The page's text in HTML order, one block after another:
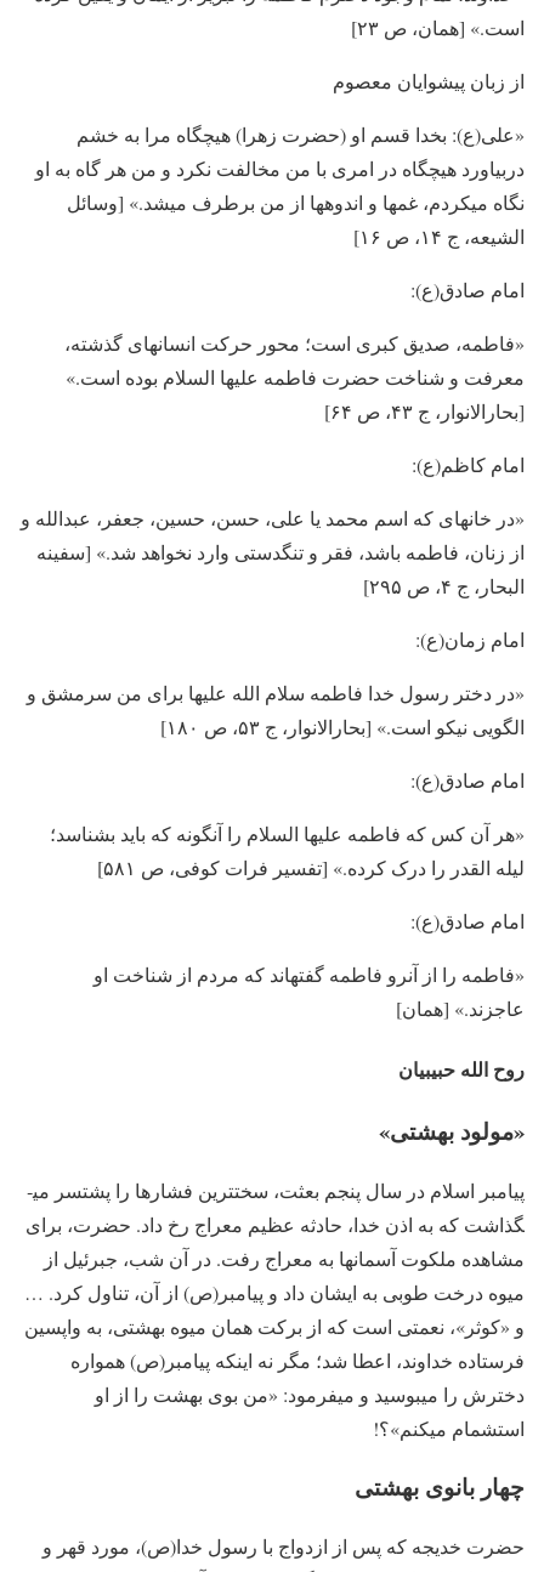
است.» [همان، ص ۲۳]
از زبان پیشوایان معصوم
«علی(ع): بخدا قسم او (حضرت زهرا) هیچ­گاه مرا به خشم
دربیاورد هیچ­گاه در امری با من مخالفت نکرد و من هر گاه به او
نگاه می­کردم، غم­ها و اندوه­ها از من برطرف می­شد.» [وسائل
الشیعه، ج ۱۴، ص ۱۶]
امام صادق(ع):
«فاطمه، صدیق کبری است؛ محور حرکت انسان­های گذشته،
معرفت و شناخت حضرت فاطمه علیها السلام بوده است.»
[بحارالانوار، ج ۴۳، ص ۶۴]
امام کاظم(ع):
«در خانه­ای که اسم محمد یا علی، حسن، حسین، جعفر، عبدالله و
از زنان، فاطمه باشد، فقر و تنگدستی وارد نخواهد شد.» [سفینه
البحار، ج ۴، ص ۲۹۵]
امام زمان(ع):
«در دختر رسول خدا فاطمه سلام الله علیها برای من سرمشق و
الگویی نیکو است.» [بحارالانوار، ج ۵۳، ص ۱۸۰]
امام صادق(ع):
«هر آن کس که فاطمه علیها السلام را آنگونه که باید بشناسد؛
لیله القدر را درک کرده.» [تفسیر فرات کوفی، ص ۵۸۱]
امام صادق(ع):
«فاطمه را از آن­رو فاطمه گفته­اند که مردم از شناخت او
عاجزند.» [همان]
روح الله حبیبیان
«مولود بهشتی»
پیامبر اسلام در سال پنجم بعثت، سخت­ترین فشارها را پشت­سر می­
گذاشت که به اذن خدا، حادثه عظیم معراج رخ داد. حضرت، برای
مشاهده ملکوت آسمان­ها به معراج رفت. در آن شب، جبرئیل از
میوه درخت طوبی به ایشان داد و پیامبر(ص) از آن، تناول کرد. …
و «کوثر»، نعمتی است که از برکت همان میوه بهشتی، به واپسین
فرستاده خداوند، اعطا شد؛ مگر نه اینکه پیامبر(ص) همواره
دخترش را می­بوسید و می­فرمود: «من بوی بهشت را از او
استشمام می­کنم»؟!
چهار بانوی بهشتی
حضرت خدیجه که پس از ازدواج با رسول خدا(ص)، مورد قهر و